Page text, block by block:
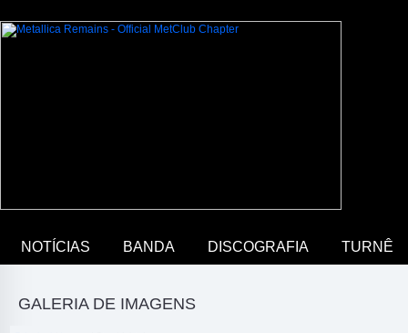
NOTÍCIAS BANDA DISCOGRAFIA TURNÊ
GALERIA DE IMAGENS